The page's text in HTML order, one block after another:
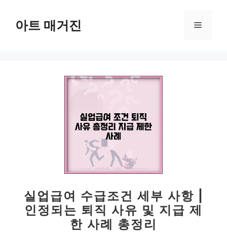
아트 매거진 메
실업급여 수급조건 세부 사항 |
인정되는 퇴직 사유 및 지급 제
한 사례 총정리